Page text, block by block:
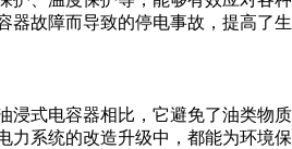
故障而导致的停电事故，提高了生
式电容器相比，它避免了油类物
系统的改造升级中，都能为环境